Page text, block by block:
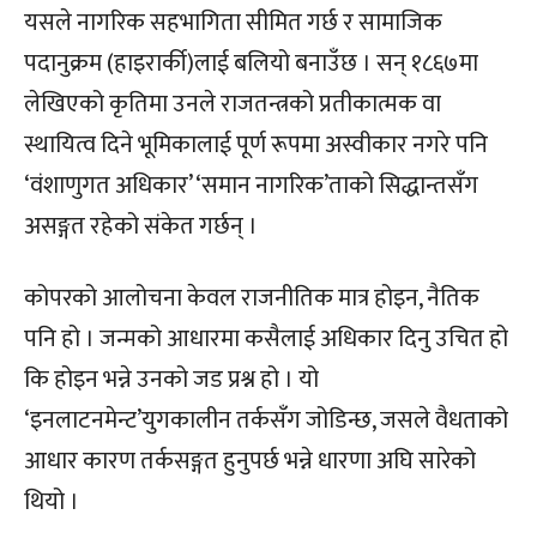
यसले नागरिक सहभागिता सीमित गर्छ र सामाजिक
पदानुक्रम (हाइरार्की)लाई बलियो बनाउँछ । सन् १८६७मा
लेखिएको कृतिमा उनले राजतन्त्रको प्रतीकात्मक वा
स्थायित्व दिने भूमिकालाई पूर्ण रूपमा अस्वीकार नगरे पनि
‘वंशाणुगत अधिकार’ ‘समान नागरिक’ताको सिद्धान्तसँग
असङ्गत रहेको संकेत गर्छन् ।
कोपरको आलोचना केवल राजनीतिक मात्र होइन, नैतिक
पनि हो । जन्मको आधारमा कसैलाई अधिकार दिनु उचित हो
कि होइन भन्ने उनको जड प्रश्न हो । यो
‘इनलाटनमेन्ट’युगकालीन तर्कसँग जोडिन्छ, जसले वैधताको
आधार कारण तर्कसङ्गत हुनुपर्छ भन्ने धारणा अघि सारेको
थियो ।